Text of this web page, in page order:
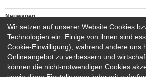
Neuwagen
Honda Neuwagen
Gebrauchtwagen
Honda Gebrauchtwagen
Honda Vorführwagen
Gesamtbestand
Wir setzen auf unserer Website Cookies
Technologien ein. Einige von ihnen sind
Cookie-Einwilligung), während andere uns
Onlineangebot zu verbessern und
können die nicht-notwendigen Cookies